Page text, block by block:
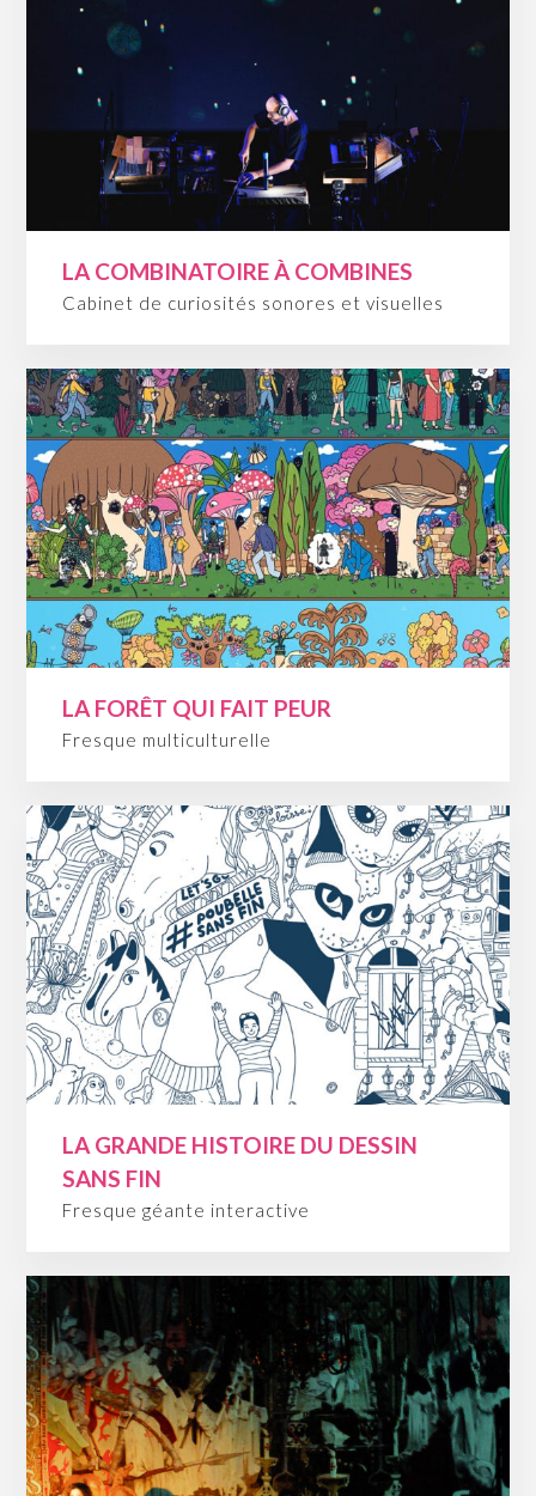
LA COMBINATOIRE À COMBINES
Cabinet de curiosités sonores et visuelles
LA FORÊT QUI FAIT PEUR
Fresque multiculturelle
LA GRANDE HISTOIRE DU DESSIN
SANS FIN
Fresque géante interactive